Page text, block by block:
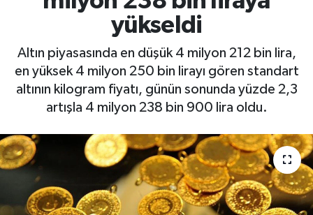
yükseldi
Altın piyasasında en düşük 4 milyon 212 bin lira,
en yüksek 4 milyon 250 bin lirayı gören standart
altının kilogram fiyatı, günün sonunda yüzde 2,3
artışla 4 milyon 238 bin 900 lira oldu.